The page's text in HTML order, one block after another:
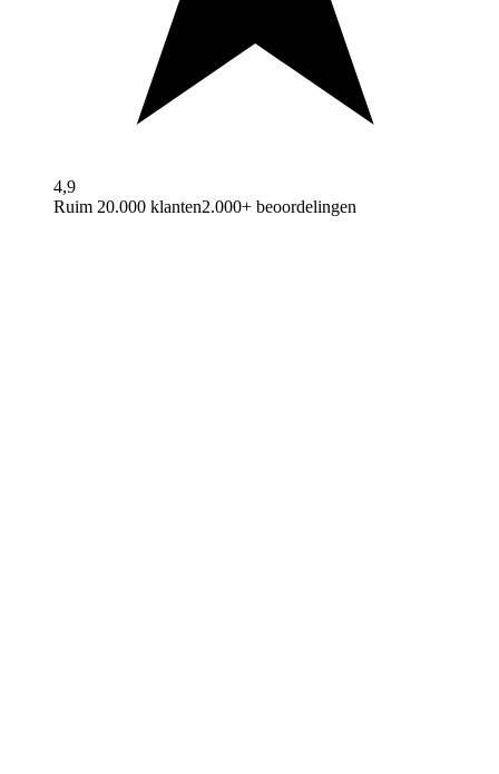
4,9
Ruim 20.000 klanten2.000+ beoordelingen